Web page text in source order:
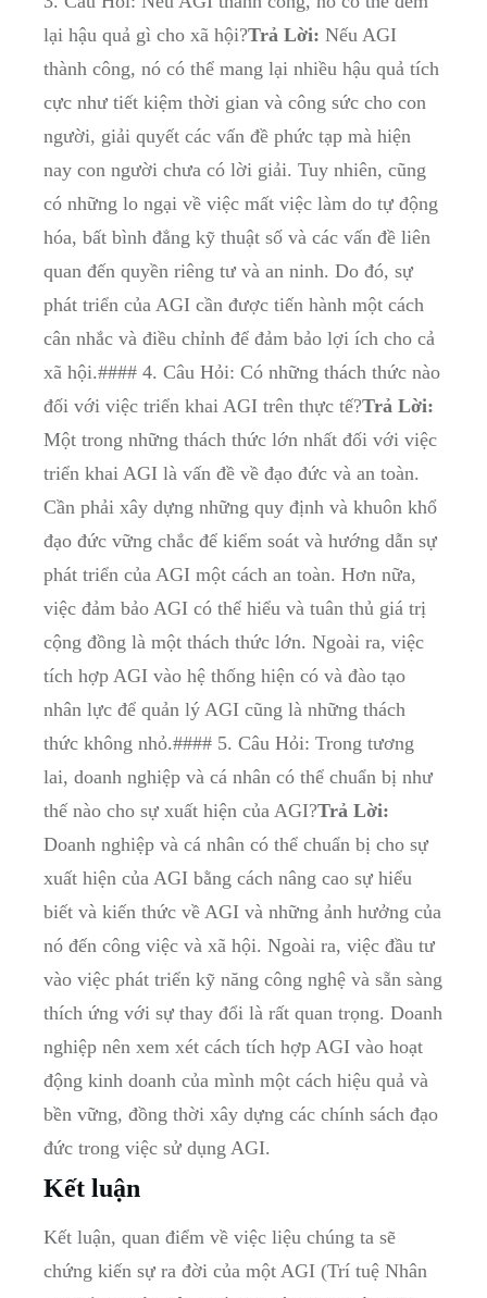
lại hậu quả gì cho xã hội?Trả Lời: Nếu AGI
thành công, nó có thể mang lại nhiều hậu quả tích
cực như tiết kiệm thời gian và công sức cho con
người, giải quyết các vấn đề phức tạp mà hiện
nay con người chưa có lời giải. Tuy nhiên, cũng
có những lo ngại về việc mất việc làm do tự động
hóa, bất bình đẳng kỹ thuật số và các vấn đề liên
quan đến quyền riêng tư và an ninh. Do đó, sự
phát triển của AGI cần được tiến hành một cách
cân nhắc và điều chỉnh để đảm bảo lợi ích cho cả
xã hội.#### 4. Câu Hỏi: Có những thách thức nào
đối với việc triển khai AGI trên thực tế?Trả Lời:
Một trong những thách thức lớn nhất đối với việc
triển khai AGI là vấn đề về đạo đức và an toàn.
Cần phải xây dựng những quy định và khuôn khổ
đạo đức vững chắc để kiểm soát và hướng dẫn sự
phát triển của AGI một cách an toàn. Hơn nữa,
việc đảm bảo AGI có thể hiểu và tuân thủ giá trị
cộng đồng là một thách thức lớn. Ngoài ra, việc
tích hợp AGI vào hệ thống hiện có và đào tạo
nhân lực để quản lý AGI cũng là những thách
thức không nhỏ.#### 5. Câu Hỏi: Trong tương
lai, doanh nghiệp và cá nhân có thể chuẩn bị như
thế nào cho sự xuất hiện của AGI?Trả Lời:
Doanh nghiệp và cá nhân có thể chuẩn bị cho sự
xuất hiện của AGI bằng cách nâng cao sự hiểu
biết và kiến thức về AGI và những ảnh hưởng của
nó đến công việc và xã hội. Ngoài ra, việc đầu tư
vào việc phát triển kỹ năng công nghệ và sẵn sàng
thích ứng với sự thay đổi là rất quan trọng. Doanh
nghiệp nên xem xét cách tích hợp AGI vào hoạt
động kinh doanh của mình một cách hiệu quả và
bền vững, đồng thời xây dựng các chính sách đạo
đức trong việc sử dụng AGI.
Kết luận
Kết luận, quan điểm về việc liệu chúng ta sẽ
chứng kiến sự ra đời của một AGI (Trí tuệ Nhân